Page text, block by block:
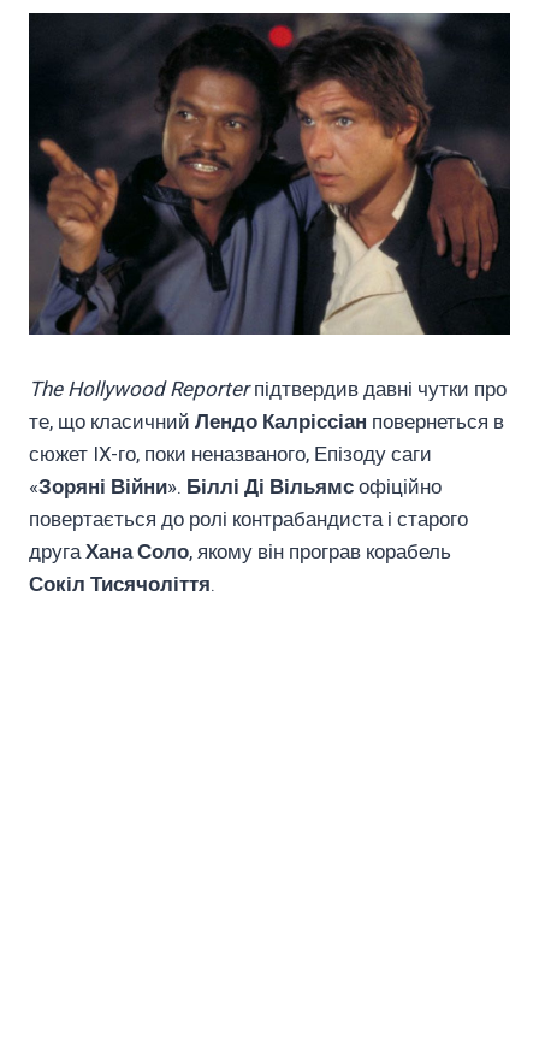
The Hollywood Reporterпідтвердив давні чутки про
те, що класичний Лендо Калріссіан повернеться в
сюжет IX-го, поки неназваного, Епізоду саги
«Зоряні Війни». Біллі Ді Вільямсофіційно
повертається до ролі контрабандиста і старого
другаХана Соло, якому він програв корабель
Сокіл Тисячоліття.